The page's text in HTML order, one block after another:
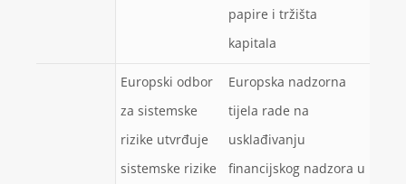
papire i tržišta
kapitala
Europski odbor
za sistemske
rizike utvrđuje
sistemske rizike
Europska nadzorna
tijela rade na
usklađivanju
financijskog nadzora u